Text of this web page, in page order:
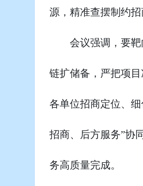
源，精准查摆制约
会议强调，要
链扩储备，严把项
各单位招商定位、
招商、后方服务”协
务高质量完成。